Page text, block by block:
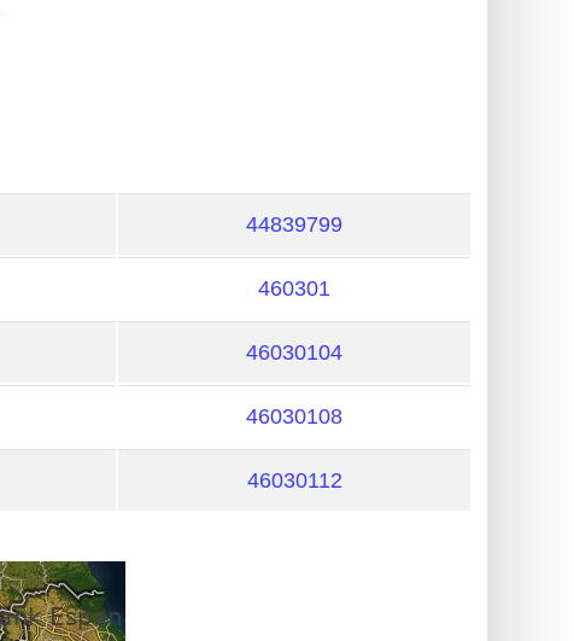
44839799
460301
46030104
46030108
46030112